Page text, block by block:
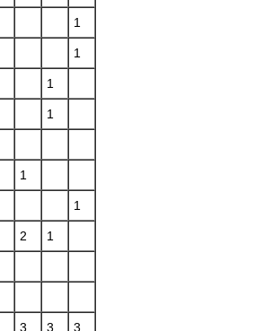
1
1
1
1
1
1
2 1
3 3 3